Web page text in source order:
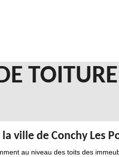
TOITURE
ville de Conchy Les
au niveau des toits des